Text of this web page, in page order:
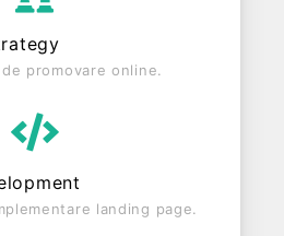
promovare online.
landing page.